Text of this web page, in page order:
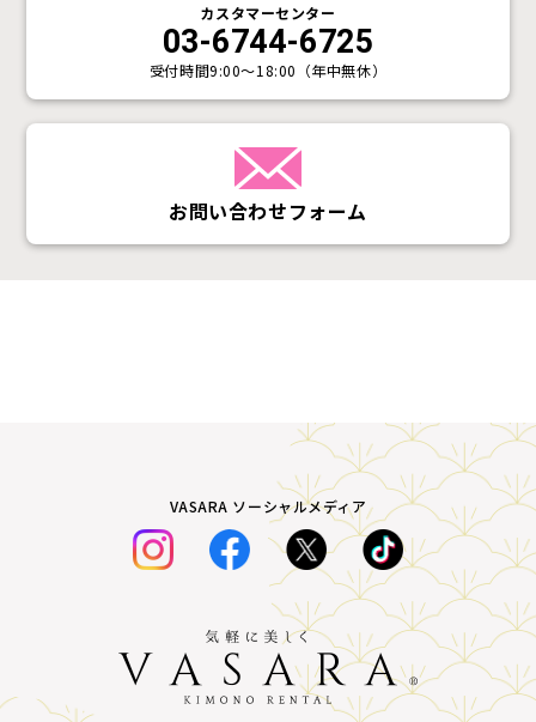
お問い合わせフォーム
カスタマーセンター
03-6744-6725
受付時間9:00〜18:00（年中無休）
VASARA ソーシャルメディア